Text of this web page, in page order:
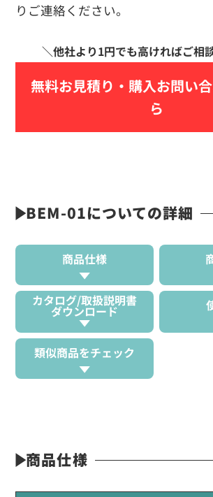
りご連絡ください。
無料お見積り・ 購入お問い
ら
BEM-01についての詳細
商品仕様
カタログ/取扱説明書
ダウンロード
類似商品をチェック
商品仕様